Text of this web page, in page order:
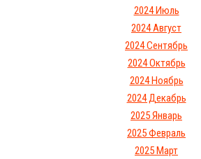
2024 Июль
2024 Август
2024 Сентябрь
2024 Октябрь
2024 Ноябрь
2024 Декабрь
2025 Январь
2025 Февраль
2025 Март